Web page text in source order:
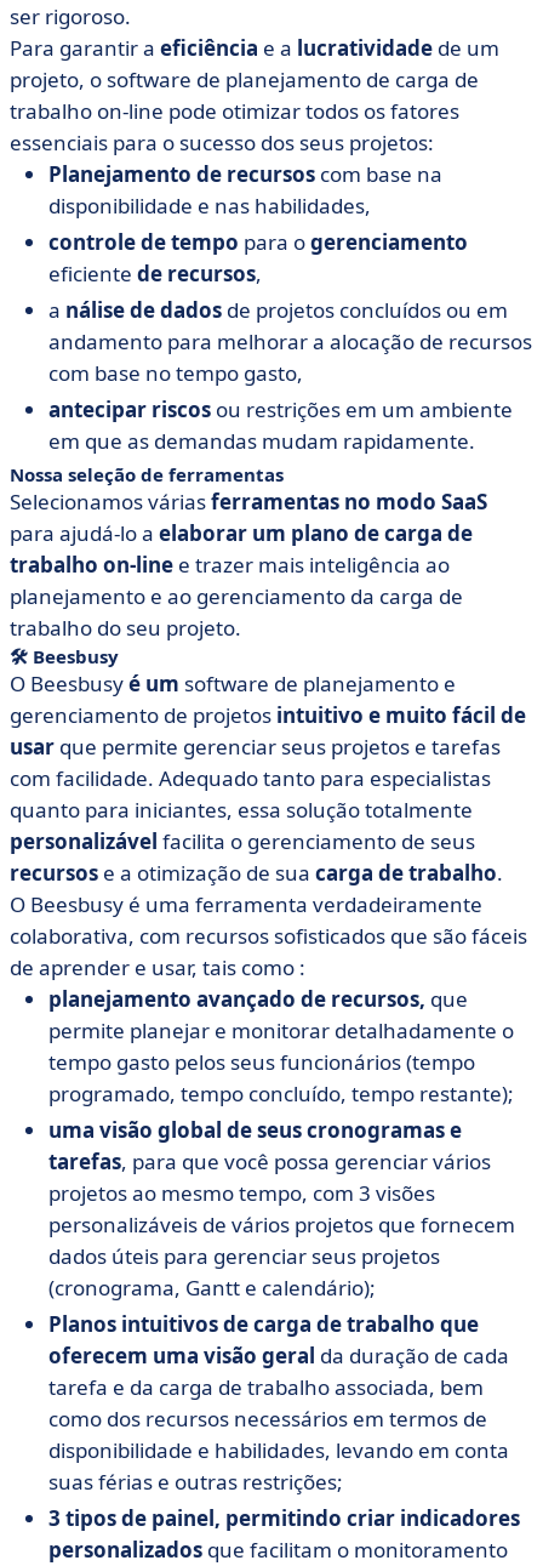
ser rigoroso.
Para garantir a eficiência e a lucratividade de um
projeto, o software de planejamento de carga de
trabalho on-line pode otimizar todos os fatores
essenciais para o sucesso dos seus projetos:
Planejamento de recursos com base na
disponibilidade e nas habilidades,
controle de tempo para ogerenciamento
eficiente de recursos,
a nálise de dados de projetos concluídos ou em
andamento para melhorar a alocação de recursos
com base no tempo gasto,
antecipar riscos ou restrições em um ambiente
em que as demandas mudam rapidamente.
Nossa seleção de ferramentas
Selecionamos váriasferramentas no modo SaaS
para ajudá-lo a elaborar um plano de carga de
trabalho on-line e trazer mais inteligência ao
planejamento e ao gerenciamento da carga de
trabalho do seu projeto.
🛠 Beesbusy
O Beesbusyé um software de planejamento e
gerenciamento de projetos intuitivo e muito fácil de
usar que permite gerenciar seus projetos e tarefas
com facilidade. Adequado tanto para especialistas
quanto para iniciantes, essa solução totalmente
personalizável facilita o gerenciamento de seus
recursos e a otimização de sua carga de trabalho.
O Beesbusy é uma ferramenta verdadeiramente
colaborativa, com recursos sofisticados que sãofáceis
de aprender e usar, tais como :
planejamento avançado de recursos, que
permite planejar e monitorar detalhadamente o
tempo gasto pelos seus funcionários (tempo
programado, tempo concluído, tempo restante);
uma visão global de seus cronogramas e
tarefas, para que você possa gerenciar vários
projetos ao mesmo tempo, com 3 visões
personalizáveis de vários projetos que fornecem
dados úteis para gerenciar seus projetos
(cronograma, Gantt e calendário);
Planos intuitivos de carga de trabalho que
oferecem uma visão geral da duração de cada
tarefa e da carga de trabalho associada, bem
como dos recursos necessários em termos de
disponibilidade e habilidades, levando em conta
suas férias e outras restrições;
3 tipos de painel, permitindo criar indicadores
personalizados que facilitam o monitoramento